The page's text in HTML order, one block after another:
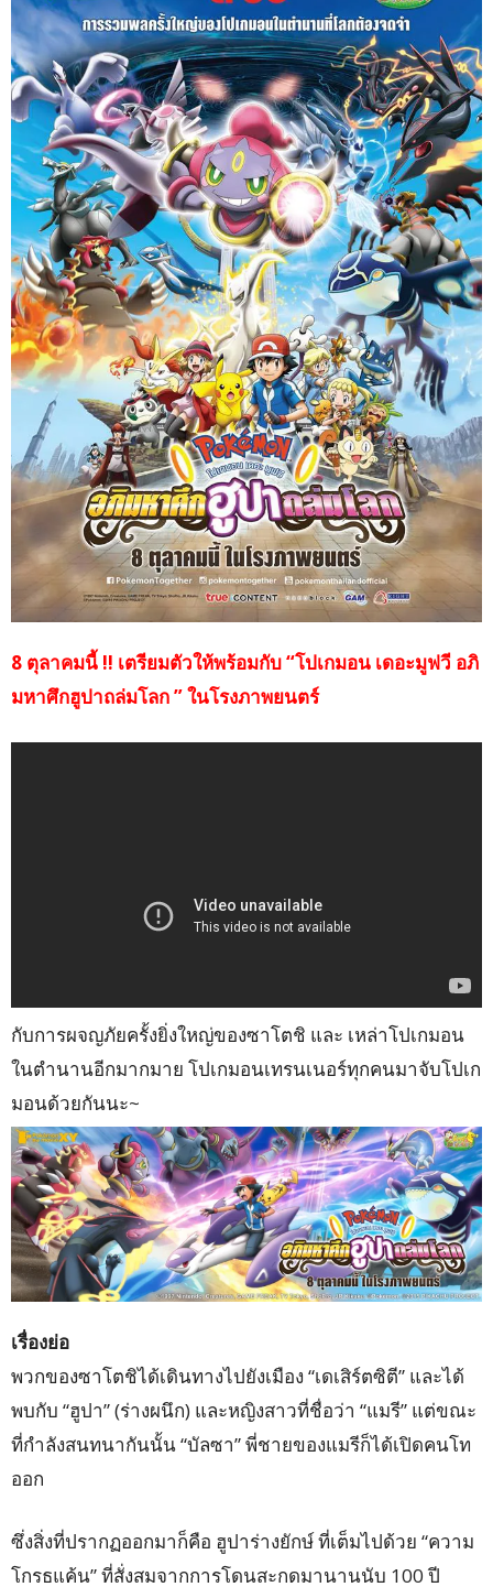
8 ตุลาคมนี้ !! เตรียมตัวให้พร้อมกับ “โปเกมอน เดอะมูฟวี อภิ
มหาศึกฮูปาถล่มโลก ” ในโรงภาพยนตร์
กับการผจญภัยครั้งยิ่งใหญ่ของซาโตชิ และ เหล่าโปเกมอน
ในตำนานอีกมากมาย โปเกมอนเทรนเนอร์ทุกคนมาจับโปเก
มอนด้วยกัน­นะ~
เรื่องย่อ
พวกของซาโตชิได้เดินทางไปยังเมือง “เดเสิร์ตซิตี” และได้
พบกับ “ฮูปา” (ร่างผนึก) และหญิงสาวที่ชื่อว่า “แมรี” แต่ขณะ
ที่กำลังสนทนากันนั้น “บัลซา” พี่ชายของแมรีก็ได้เปิดคนโท
ออก
ซึ่งสิ่งที่ปรากฏออกมาก็คือ ฮูปาร่างยักษ์ ที่เต็มไปด้วย “ความ
โกรธแค้น” ที่สั่งสมจากการโดนสะกดมานานนับ 100 ปี